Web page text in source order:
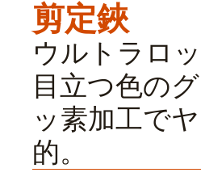
剪定鋏
ウルトラロ
目立つ色の
ッ素加工で
的。